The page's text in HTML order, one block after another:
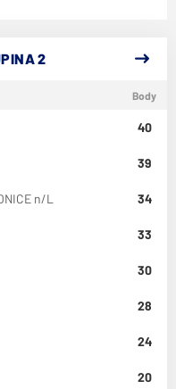
2
Body
40
39
n/L 34
33
30
28
24
20